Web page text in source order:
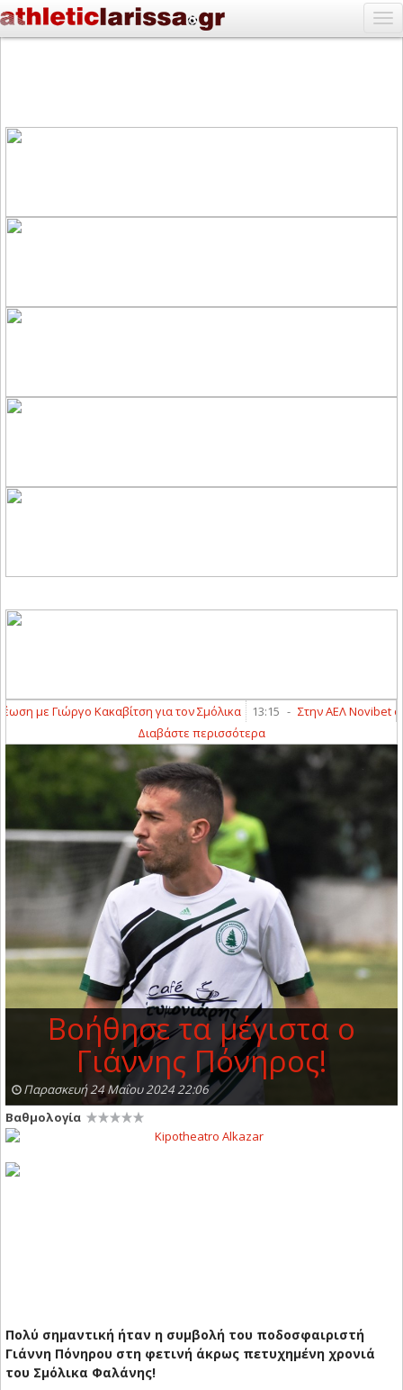
με Γιώργο Κακαβίτση για τον Σμόλικα 13:15 - Στην ΑΕΛ Novibet ο
Διαβάστε περισσότερα
Βοήθησε τα μέγιστα ο
Γιάννης Πόνηρος!
Παρασκευή 24 Μαΐου 2024 22:06
Βαθμολογία
Πολύ σημαντική ήταν η συμβολή του ποδοσφαιριστή
Γιάννη Πόνηρου στη φετινή άκρως πετυχημένη χρονιά
του Σμόλικα Φαλάνης!